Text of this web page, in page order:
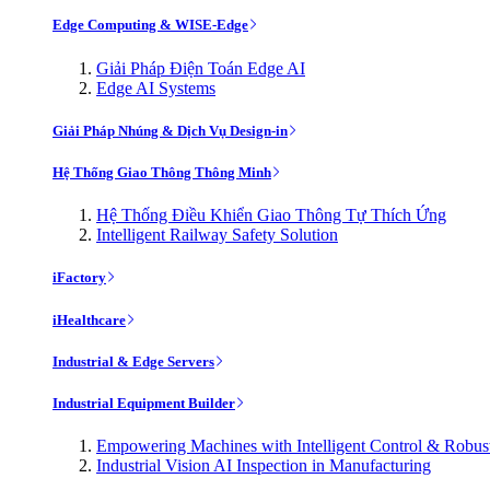
Edge Computing & WISE-Edge
Giải Pháp Điện Toán Edge AI
Edge AI Systems
Giải Pháp Nhúng & Dịch Vụ Design-in
Hệ Thống Giao Thông Thông Minh
Hệ Thống Điều Khiển Giao Thông Tự Thích Ứng
Intelligent Railway Safety Solution
iFactory
iHealthcare
Industrial & Edge Servers
Industrial Equipment Builder
Empowering Machines with Intelligent Control &
Industrial Vision AI Inspection in Manufacturing